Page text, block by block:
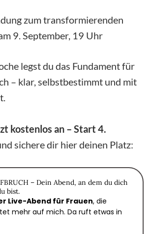
zum transformierenden
9. September, 19 Uhr
legst du das Fundament für
– klar, selbstbestimmt und mit
kostenlos an – Start 4.
sichere dir hier deinen Platz:
– Dein Abend, an dem du dich
bist.
Live-Abend für Frauen, die
mehr auf mich. Da ruft etwas in